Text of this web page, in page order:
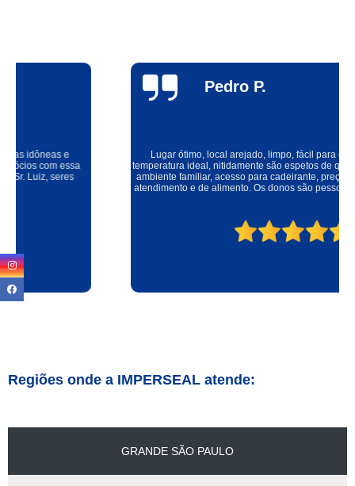
Pedro P.
Lugar ótimo, local arejado, limpo, fácil para estacionar, espetos na
temperatura ideal, nitidamente são espetos de qualidade e carnes frescas,
ambiente familiar, acesso para cadeirante, preço justo pela qualidade de
atendimento e de alimento. Os donos são pessoas incríveis. Super indico!
Regiões onde a IMPERSEAL atende:
GRANDE SÃO PAULO